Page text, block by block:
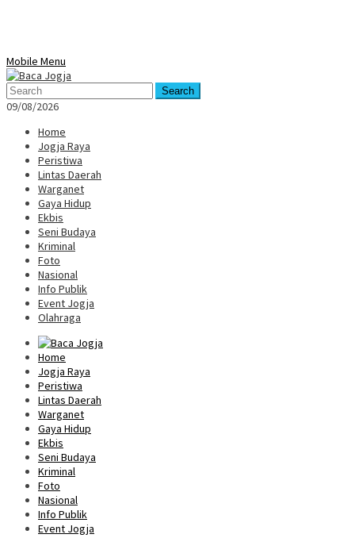
Mobile Menu
Search
09/08/2026
Home
Jogja Raya
Peristiwa
Lintas Daerah
Warganet
Gaya Hidup
Ekbis
Seni Budaya
Kriminal
Foto
Nasional
Info Publik
Event Jogja
Olahraga
Home
Jogja Raya
Peristiwa
Lintas Daerah
Warganet
Gaya Hidup
Ekbis
Seni Budaya
Kriminal
Foto
Nasional
Info Publik
Event Jogja